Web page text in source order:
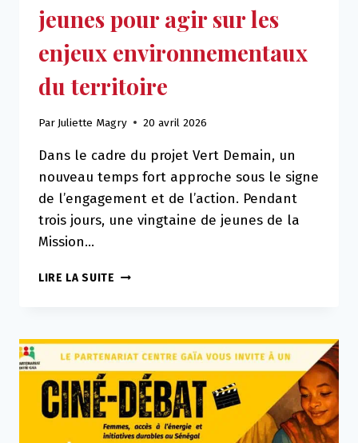
jeunes pour agir sur les
enjeux environnementaux
du territoire
Par Juliette Magry 20 avril 2026
Dans le cadre du projet Vert Demain, un
nouveau temps fort approche sous le signe
de l’engagement et de l’action. Pendant
trois jours, une vingtaine de jeunes de la
Mission…
LIRE LA SUITE L’AGORA
UN
TEMPS
FORT
DÉDIÉ
AUX
JEUNES